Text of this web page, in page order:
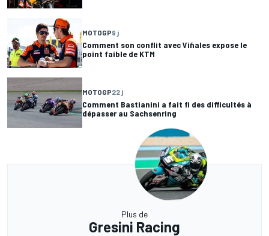
MOTOGP9 j
Comment son conflit avec Viñales expose le
point faible de KTM
MOTOGP22 j
Comment Bastianini a fait fi des difficultés à
dépasser au Sachsenring
Plus de
Gresini Racing